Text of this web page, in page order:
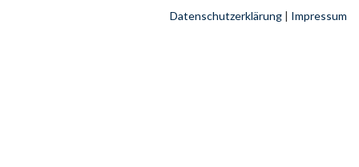
Datenschutzerklärung | Impressum